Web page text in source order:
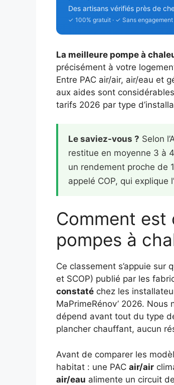
Des artisans vérifiés près de
✓ 100% gratuit · ✓ Sans
La meilleure pompe à
précisément à votre
Entre PAC air/air, air/eau et
aux aides sont
tarifs 2026 par type
Le saviez-vous ? Selon
restitue en moyenne 3 à
un rendement proche de
appelé COP, qui explique
Comment
pompes à
Ce classement s’appuie sur
et SCOP) publié par les
constaté chez les
MaPrimeRénov’ 2026.
dépend avant tout du type
plancher chauffant, aucun
Avant de comparer les
habitat : une PAC air/air
air/eau alimente un circuit